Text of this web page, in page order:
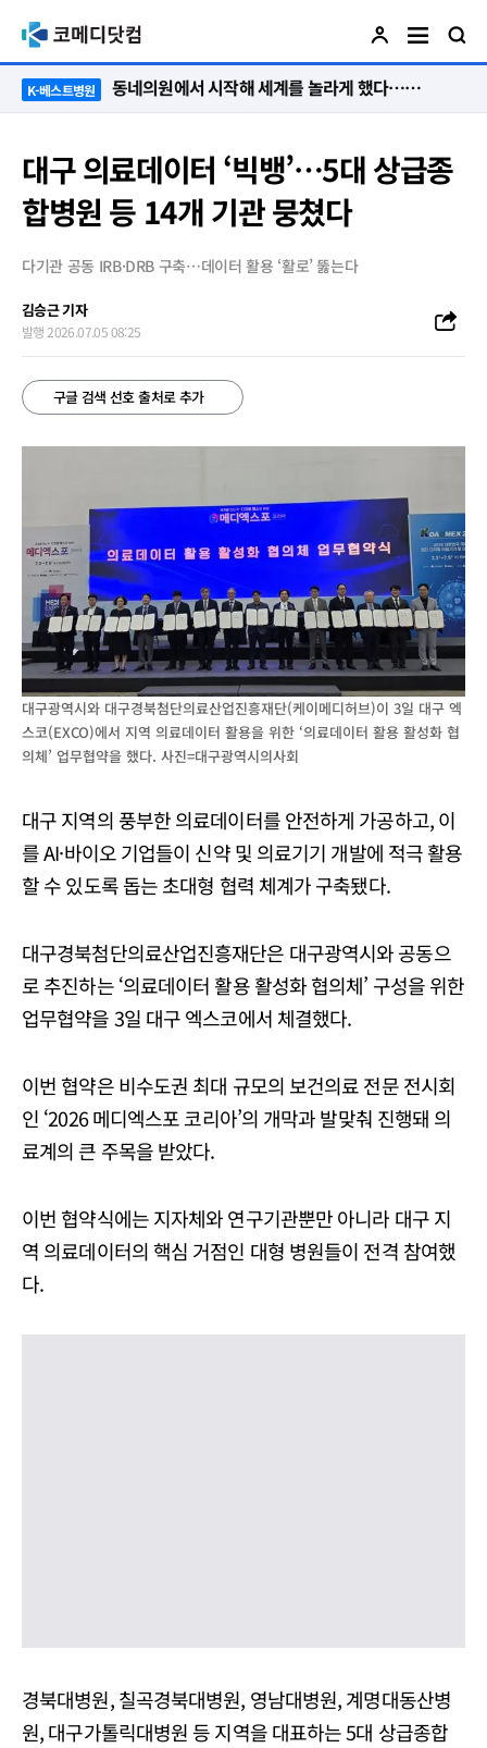
K-베스트병원 “절대 먼저 말하지 않아요. 대신 먼저 듣습니다”
대구 의료데이터 ‘빅뱅’…5대 상급종
합병원 등 14개 기관 뭉쳤다
다기관 공동 IRB·DRB 구축…데이터 활용 ‘활로’ 뚫는다
김승근 기자
발행 2026.07.05 08:25
구글 검색 선호 출처로 추가
대구광역시와 대구경북첨단의료산업진흥재단(케이메디허브)이 3일 대구 엑
스코(EXCO)에서 지역 의료데이터 활용을 위한 ‘의료데이터 활용 활성화 협
의체’ 업무협약을 했다. 사진=대구광역시의사회
대구 지역의 풍부한 의료데이터를 안전하게 가공하고, 이
를 AI·바이오 기업들이 신약 및 의료기기 개발에 적극 활용
할 수 있도록 돕는 초대형 협력 체계가 구축됐다.
대구경북첨단의료산업진흥재단은 대구광역시와 공동으
로 추진하는 ‘의료데이터 활용 활성화 협의체’ 구성을 위한
업무협약을 3일 대구 엑스코에서 체결했다.
이번 협약은 비수도권 최대 규모의 보건의료 전문 전시회
인 ‘2026 메디엑스포 코리아’의 개막과 발맞춰 진행돼 의
료계의 큰 주목을 받았다.
이번 협약식에는 지자체와 연구기관뿐만 아니라 대구 지
역 의료데이터의 핵심 거점인 대형 병원들이 전격 참여했
다.
경북대병원, 칠곡경북대병원, 영남대병원, 계명대동산병
원, 대구가톨릭대병원 등 지역을 대표하는 5대 상급종합